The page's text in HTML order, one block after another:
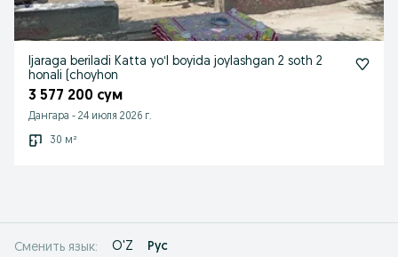
Ijaraga beriladi Katta yoʻl boyida joylashgan 2 soth 2
honali (choyhon
3 577 200 сум
Дангара - 24 июля 2026 г.
30 м²
Сменить язык: O'Z Рус